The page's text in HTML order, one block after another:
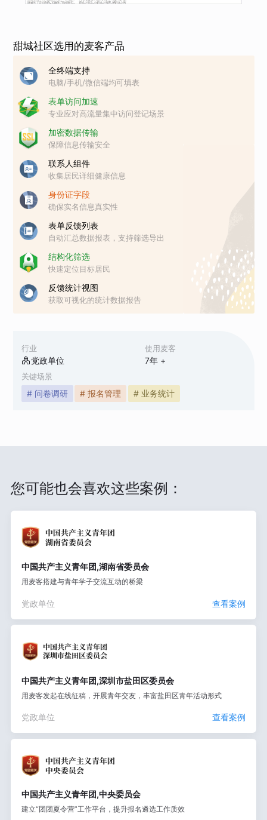
行业
党政单位
使用麦客
7年 +
关键场景
# 问卷调研 # 报名管理 # 业务统计
甜城社区选用的麦客产品
全终端支持
电脑/手机/微信端均可填表
表单访问加速
专业应对高流量集中访问登记场景
加密数据传输
保障信息传输安全
联系人组件
收集居民详细健康信息
身份证字段
确保实名信息真实性
表单反馈列表
自动汇总数据报表，支持筛选导出
结构化筛选
快速定位目标居民
反馈统计视图
获取可视化的统计数据报告
您可能也会喜欢这些案例：
中国共产主义青年团,湖南省委员会
用麦客搭建与青年学子交流互动的桥梁
党政单位 查看案例
中国共产主义青年团,深圳市盐田区委员会
用麦客发起在线征稿，开展青年交友，丰富盐田区青年活动形式
党政单位 查看案例
中国共产主义青年团,中央委员会
建立“团团夏令营”工作平台，提升报名遴选工作质效